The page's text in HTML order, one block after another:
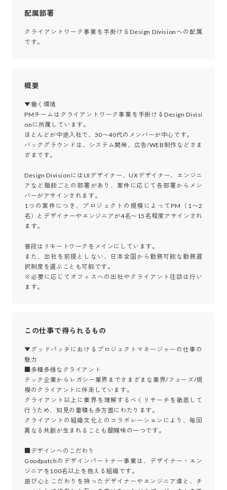
配属部署
クライアントワーク事業を手掛けるDesign Divisionへの配属
です。
概要
▼働く環境
PMチームはクライアントワーク事業を手掛けるDesign Divisi
onに所属しています。
ほとんどが中途入社で、30〜40代のメンバーが中心です。
バックグラウンドは、システム開発、広告/WEB制作などさま
ざまです。
Design DivisionにはUIデザイナー、UXデザイナー、エンジニ
アなど職能ごとの部署があり、案件に応じて各部署からメン
バーがアサインされます。
1つの案件につき、プロジェクトの規模によってPM（1〜2
名）とデザイナーやエンジニアが4名〜15名程度アサインされ
ます。
普段はリモートワークをメインにしています。
また、出社を前提としない、日本全国から勤務可能な勤務選
択制度を選ぶことも可能です。
※必要に応じてオフィスへの出社やクライアント往訪は行い
ます。
この仕事で得られるもの
▼グッドパッチにおけるプロジェクトマネージャーの仕事の
魅力
■多種多様なクライアント
テック企業からレガシー業界までさまざまな業界/フェーズ/規
模のクライアントに伴走しています。
クライアント以上に業界を理解するべくリサーチを徹底して
行うため、知見の蓄積も多方面にわたります。
クライアントの組織文化とのコラボレーションにより、毎回
異なる共創が生まれることも醍醐味の一つです。
■デザインへのこだわり
Goodpatchのデザインパートナー事業は、デザイナー・エン
ジニアを100名以上を抱える組織です。
遊び心とこだわりを持ったデザイナーやエンジニア達と、チ